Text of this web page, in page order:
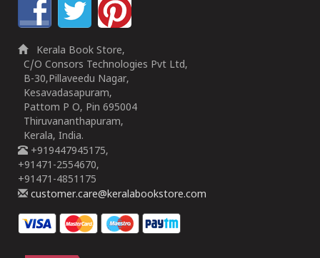
Kerala Book Store,
C/O Consors Technologies Pvt Ltd,
B-30,Pillaveedu Nagar,
Kesavadasapuram,
Pattom P O, Pin 695004
Thiruvananthapuram,
Kerala, India.
+919447945175,
+91471-2554670,
+91471-4851175
customer.care@keralabookstore.com